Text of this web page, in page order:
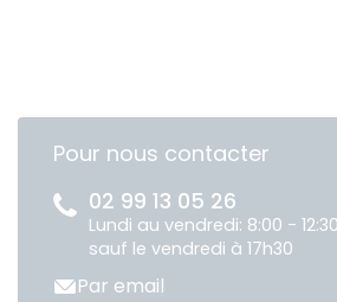
Pour nous contacter
02 99 13 05 26
Lundi au vendredi: 8:00 -
sauf le vendredi à 17h30
Par email